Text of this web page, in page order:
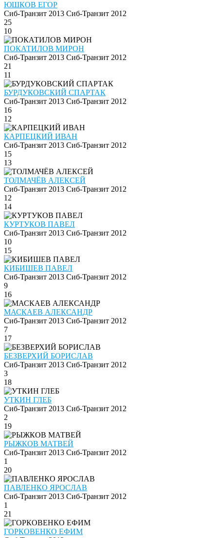
ЮШКОВ ЕГОР
Сиб-Транзит 2013 Сиб-Транзит 2012
25
10
ПОКАТИЛОВ МИРОН
Сиб-Транзит 2013 Сиб-Транзит 2012
21
11
БУРДУКОВСКИЙ СПАРТАК
Сиб-Транзит 2013 Сиб-Транзит 2012
16
12
КАРПЕЦКИЙ ИВАН
Сиб-Транзит 2013 Сиб-Транзит 2012
15
13
ТОЛМАЧЁВ АЛЕКСЕЙ
Сиб-Транзит 2013 Сиб-Транзит 2012
12
14
КУРТУКОВ ПАВЕЛ
Сиб-Транзит 2013 Сиб-Транзит 2012
10
15
КИБИШЕВ ПАВЕЛ
Сиб-Транзит 2013 Сиб-Транзит 2012
9
16
МАСКАЕВ АЛЕКСАНДР
Сиб-Транзит 2013 Сиб-Транзит 2012
7
17
БЕЗВЕРХИЙ БОРИСЛАВ
Сиб-Транзит 2013 Сиб-Транзит 2012
3
18
УТКИН ГЛЕБ
Сиб-Транзит 2013 Сиб-Транзит 2012
2
19
РЫЖКОВ МАТВЕЙ
Сиб-Транзит 2013 Сиб-Транзит 2012
1
20
ПАВЛЕНКО ЯРОСЛАВ
Сиб-Транзит 2013 Сиб-Транзит 2012
1
21
ГОРКОВЕНКО ЕФИМ